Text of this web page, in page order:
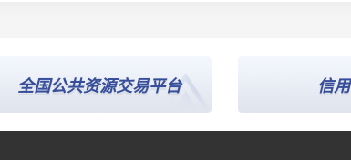
全国公共资源交易平台 信用中